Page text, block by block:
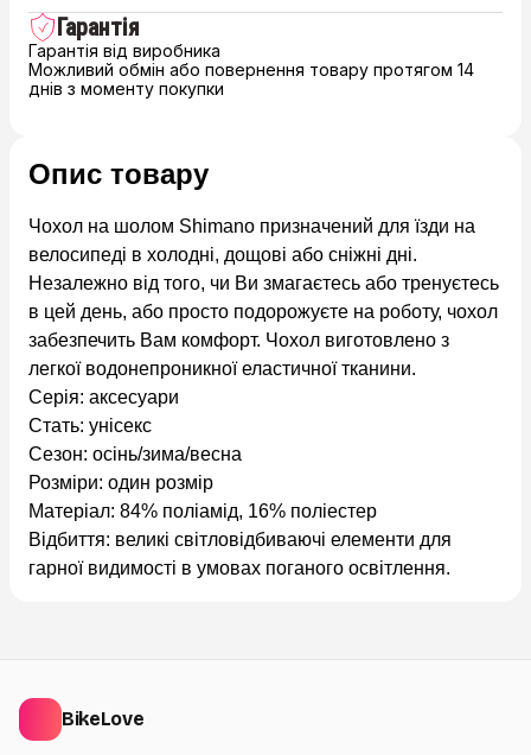
Гарантія
Гарантія від виробника
Можливий обмін або повернення товару протягом 14
днів з моменту покупки
Опис товару
Чохол на шолом Shimano призначений для їзди на
велосипеді в холодні, дощові або сніжні дні.
Незалежно від того, чи Ви змагаєтесь або тренуєтесь
в цей день, або просто подорожуєте на роботу, чохол
забезпечить Вам комфорт. Чохол виготовлено з
легкої водонепроникної еластичної тканини.
Серія: аксесуари
Стать: унісекс
Сезон: осінь/зима/весна
Розміри: один розмір
Матеріал: 84% поліамід, 16% поліестер
Відбиття: великі світловідбиваючі елементи для
гарної видимості в умовах поганого освітлення.
BikeLove